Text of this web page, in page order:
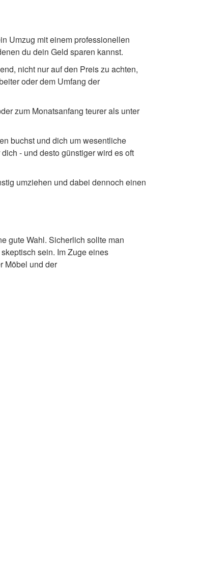
Umzug mit einem professionellen
du dein Geld sparen kannst.
nicht nur auf den Preis zu achten,
oder dem Umfang der
zum Monatsanfang teurer als unter
buchst und dich um wesentliche
- und desto günstiger wird es oft
umziehen und dabei dennoch einen
gute Wahl. Sicherlich sollte man
sein. Im Zuge eines
Möbel und der